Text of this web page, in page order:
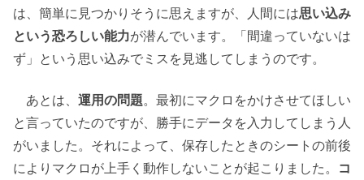
は、簡単に見つかりそうに思えますが、人間には思い込み
という恐ろしい能力が潜んでいます。「間違っていないは
ず」という思い込みでミスを見逃してしまうのです。
あとは、 運用の問題。最初にマクロをかけさせてほしい
と言っていたのですが、勝手にデータを入力してしまう人
がいました。それによって、保存したときのシートの前後
によりマクロが上手く動作しないことが起こりました。 コ